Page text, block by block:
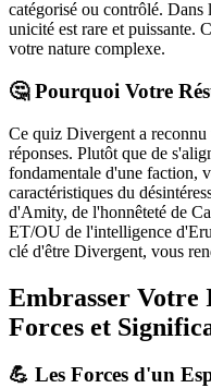
catégorisé ou contrôlé. Dans
unicité est rare et puissante.
votre nature complexe.
🤔 Pourquoi Votre
Ce quiz Divergent a
réponses. Plutôt que de
fondamentale d'une faction,
caractéristiques du
d'Amity, de l'honnêteté de
ET/OU de l'intelligence
clé d'être Divergent, vous
Embrasser Votre
Forces et
💪 Les Forces d'un